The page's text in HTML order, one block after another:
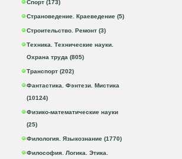
Спорт (173)
Страноведение. Краеведение (5)
Строительство. Ремонт (3)
Техника. Технические науки.
Охрана труда (805)
Транспорт (202)
Фантастика. Фэнтези. Мистика
(10124)
Физико-математические науки
(25)
Филология. Языкознание (1770)
Философия. Логика. Этика.